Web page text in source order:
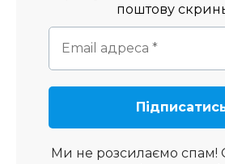
поштову
Ми не розсилаємо спам!